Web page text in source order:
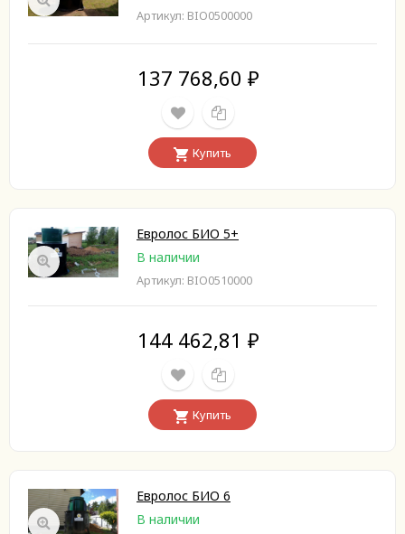
Артикул: BIO0500000
137 768,60 ₽
Купить
Евролос БИО 5+
В наличии
Артикул: BIO0510000
144 462,81 ₽
Купить
Евролос БИО 6
В наличии